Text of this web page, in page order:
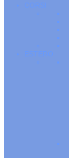
CORSI
ESTERO